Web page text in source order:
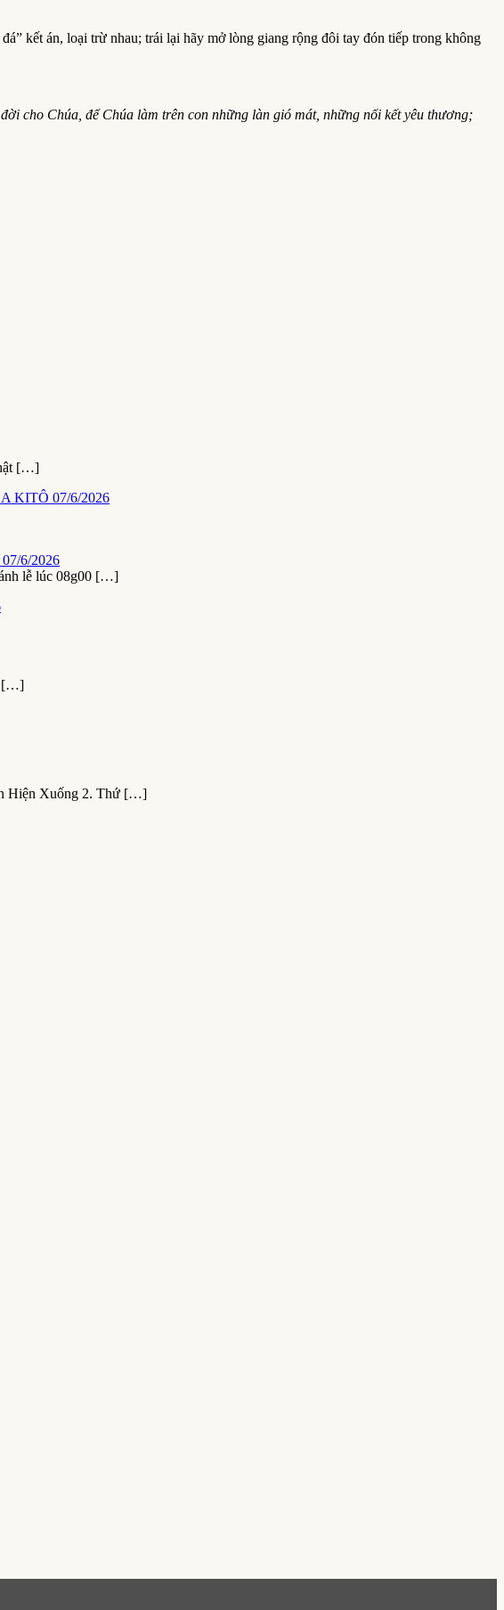
kết án, loại trừ nhau; trái lại hãy mở lòng giang rộng đôi tay đón tiếp trong không
cho Chúa, để Chúa làm trên con những làn gió mát, những nối kết yêu thương;
[…]
6/2026
lễ lúc 08g00 […]
[…]
Hiện Xuống 2. Thứ […]